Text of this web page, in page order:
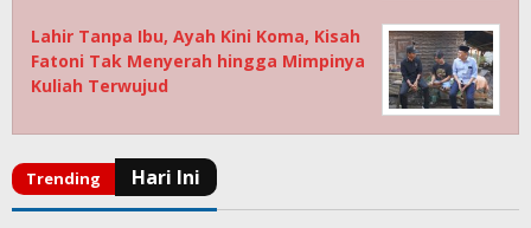
Lahir Tanpa Ibu, Ayah Kini Koma, Kisah
Fatoni Tak Menyerah hingga Mimpinya
Kuliah Terwujud